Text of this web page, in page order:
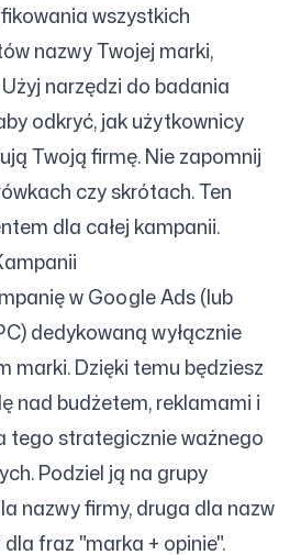
wszystkich
nazwy Twojej marki,
narzędzi do badania
odkryć, jak użytkownicy
Twoją firmę. Nie zapomnij
czy skrótach. Ten
dla całej kampanii.
w Google Ads (lub
dedykowaną wyłącznie
marki. Dzięki temu będziesz
nad budżetem, reklamami i
tego strategicznie ważnego
Podziel ją na grupy
nazwy firmy, druga dla nazw
fraz "marka + opinie".